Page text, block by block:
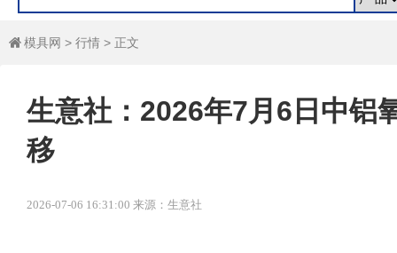
 模具网 > 行情 > 正文
生意社：2026年7月6日中铝
移
2026-07-06 16:31:00 来源：生意社